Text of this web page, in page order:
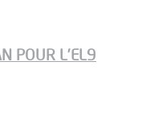
POUR L’EL9